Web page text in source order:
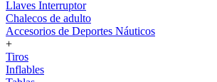
Llaves Interruptor
Chalecos de adulto
Accesorios de Deportes Náuticos
+
Tiros
Inflables